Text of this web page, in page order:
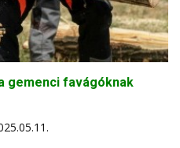
gemenci favágóknak